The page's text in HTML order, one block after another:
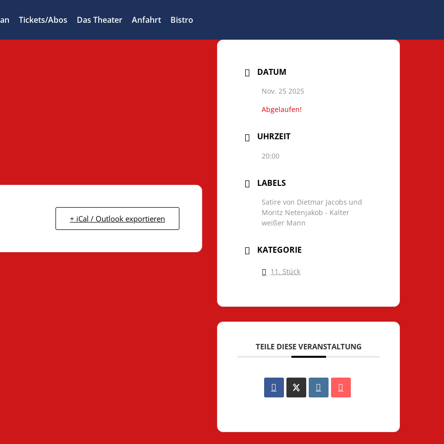
Tickets/Abos Das Theater Anfahrt Bistro
+ iCal / Outlook exportieren
DATUM
Nov. 25 2025
Abgelaufen!
UHRZEIT
20:00
LABELS
Satire von Dietmar Jacobs und
Moritz Netenjakob - Kalter
weißer Mann
KATEGORIE
11. Stück
TEILE DIESE VERANSTALTUNG